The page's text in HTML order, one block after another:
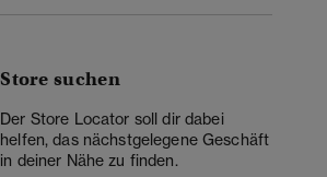
Store suchen
Der Store Locator soll dir dabei
helfen, das nächstgelegene Geschäft
in deiner Nähe zu finden.